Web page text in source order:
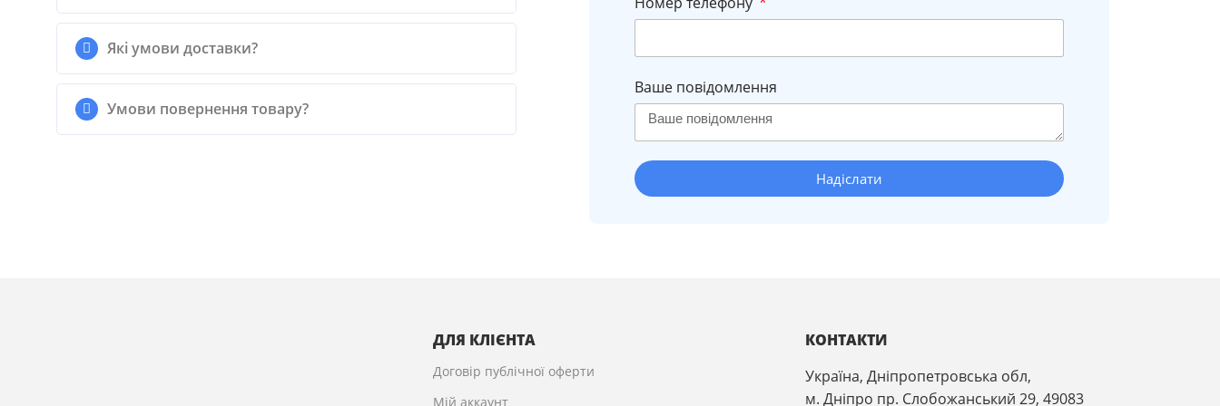
Які умови доставки?
Умови повернення товару?
Ваше повідомлення
Надіслати
ДЛЯ КЛІЄНТА
Договір публічної оферти
Мій аккаунт
КОНТАКТИ
Україна, Дніпропетровська обл,
м. Дніпро пр. Слобожанський 29, 49083